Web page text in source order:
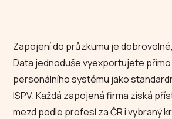
Zapojení do průzkumu je
Data jednoduše vyexportujete
personálního systému jako
ISPV. Každá zapojená firma získá
mezd podle profesí za ČR i vybraný